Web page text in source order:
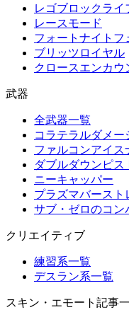
レゴブロックライ
レースモード
フォートナイトフ
ブリッツロイヤル
クロースエンカウ
武器
全武器一覧
コラテラルダメ
ファルコンアイス
ダブルダウンピス
ニーキャッパー
プラズマバースト
サブ・ゼロのコン
クリエイティブ
練習系一覧
デスラン系一覧
スキン・エモート記事